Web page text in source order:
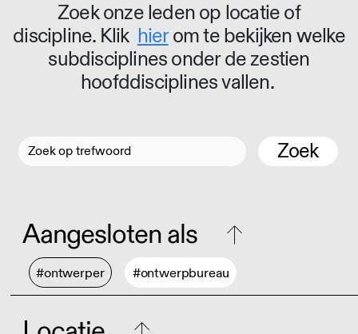
Zoek onze leden op locatie of
discipline. Klik hierom te bekijken welke
subdisciplines onder de zestien
hoofddisciplines vallen.
Zoek
Aangesloten als
#ontwerper #ontwerpbureau